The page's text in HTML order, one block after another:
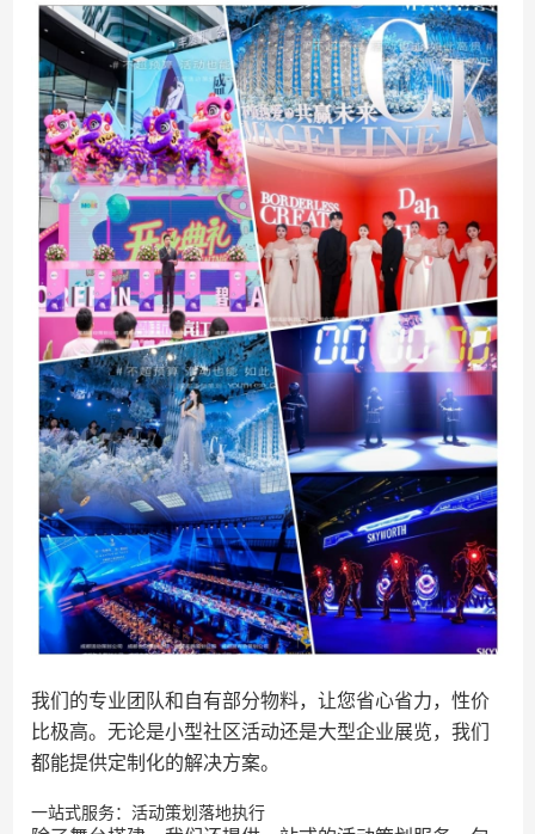
我们的专业团队和自有部分物料，让您省心省力，性价
比极高。无论是小型社区活动还是大型企业展览，我们
都能提供定制化的解决方案。
一站式服务：活动策划落地执行